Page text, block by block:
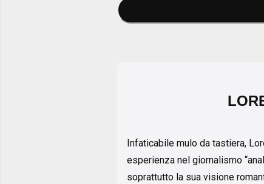
Infaticabile mulo da tastiera,
esperienza nel giornalismo
soprattutto la sua visione